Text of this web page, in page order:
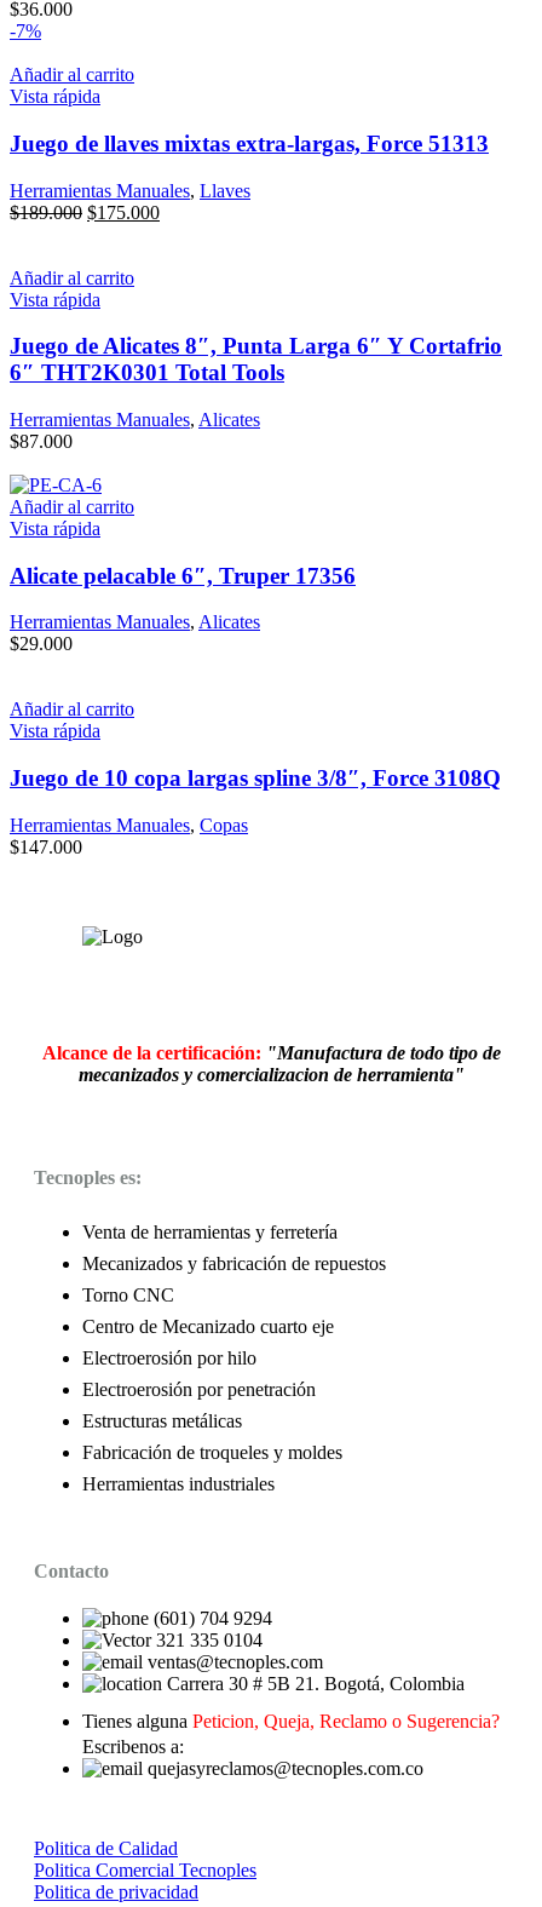
$36.000
-7%
Añadir al carrito
Vista rápida
Juego de llaves mixtas extra-largas, Force 51313
Herramientas Manuales, Llaves
$189.000 El
era:
$189.000.
$175.000El
Añadir al carrito
Vista rápida
Juego de Alicates 8″, Punta Larga 6″ Y Cortafrio
6″ THT2K0301 Total Tools
Herramientas Manuales, Alicates
$87.000
Añadir al carrito
Vista rápida
Alicate pelacable 6″, Truper 17356
Herramientas Manuales, Alicates
$29.000
Añadir al carrito
Vista rápida
Juego de 10 copa largas spline 3/8″, Force 3108Q
Herramientas Manuales, Copas
$147.000
Alcance de la certificación: "Manufactura de todo tipo de
mecanizados y comercializacion de herramienta"
Tecnoples es:
Venta de herramientas y ferretería
Mecanizados y fabricación de repuestos
Torno CNC
Centro de Mecanizado cuarto eje
Electroerosión por hilo
Electroerosión por penetración
Estructuras metálicas
Fabricación de troqueles y moldes
Herramientas industriales
Contacto
(601) 704 9294
321 335 0104
ventas@tecnoples.com
Carrera 30 # 5B 21. Bogotá, Colombia
Tienes alguna Peticion, Queja, Reclamo o Sugerencia?
Escribenos a:
quejasyreclamos@tecnoples.com.co
Politica de Calidad
Politica Comercial Tecnoples
Politica de privacidad